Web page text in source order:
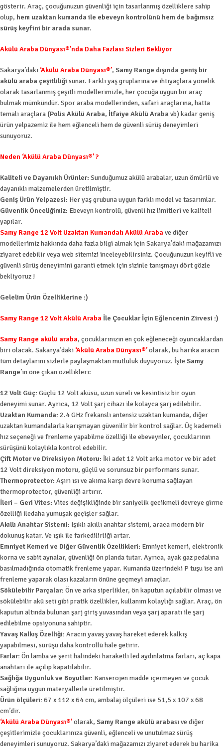
gösterir. Araç, çocuğunuzun güvenliği için tasarlanmış özelliklere sahip
olup, hem uzaktan kumanda ile ebeveyn kontrolünü hem de bağımsız
sürüş keyfini bir arada sunar.
Akülü Araba Dünyası®’nda Daha Fazlası Sizleri Bekliyor
Sakarya’daki ‘Akülü Araba Dünyası®’, Samy Range dışında geniş bir
akülü araba çeşitliliği sunar. Farklı yaş gruplarına ve ihtiyaçlara yönelik
olarak tasarlanmış çeşitli modellerimizle, her çocuğa uygun bir araç
bulmak mümkündür. Spor araba modellerinden, safari araçlarına, hatta
temalı araçlara (Polis Akülü Araba, İtfaiye Akülü Araba vb) kadar geniş
ürün yelpazemiz ile hem eğlenceli hem de güvenli sürüş deneyimleri
sunuyoruz.
Neden ‘Akülü Araba Dünyası®’ ?
Kaliteli ve Dayanıklı Ürünler: Sunduğumuz akülü arabalar, uzun ömürlü ve
dayanıklı malzemelerden üretilmiştir.
Geniş Ürün Yelpazesi: Her yaş grubuna uygun farklı model ve tasarımlar.
Güvenlik Önceliğimiz: Ebeveyn kontrolü, güvenli hız limitleri ve kaliteli
yapılar.
Samy Range 12 Volt Uzaktan Kumandalı Akülü Araba ve diğer
modellerimiz hakkında daha fazla bilgi almak için Sakarya’daki mağazamızı
ziyaret edebilir veya web sitemizi inceleyebilirsiniz. Çocuğunuzun keyifli ve
güvenli sürüş deneyimini garanti etmek için sizinle tanışmayı dört gözle
bekliyoruz !
Gelelim Ürün Özelliklerine :)
Samy Range 12 Volt Akülü Araba İle Çocuklar İçin Eğlencenin Zirvesi :)
Samy Range akülü araba, çocuklarınızın en çok eğleneceği oyuncaklardan
biri olacak. Sakarya’daki ‘Akülü Araba Dünyası®’olarak, bu harika aracın
tüm detaylarını sizlerle paylaşmaktan mutluluk duyuyoruz. İşte Samy
Range’in öne çıkan özellikleri:
12 Volt Güç: Güçlü 12 Volt aküsü, uzun süreli ve kesintisiz bir oyun
deneyimi sunar. Ayrıca, 12 Volt şarj cihazı ile kolayca şarj edilebilir.
Uzaktan Kumanda: 2.4 GHz frekanslı antensiz uzaktan kumanda, diğer
uzaktan kumandalarla karışmayan güvenilir bir kontrol sağlar. Üç kademeli
hız seçeneği ve frenleme yapabilme özelliği ile ebeveynler, çocuklarının
sürüşünü kolaylıkla kontrol edebilir.
Çift Motor ve Direksiyon Motoru: İki adet 12 Volt arka motor ve bir adet
12 Volt direksiyon motoru, güçlü ve sorunsuz bir performans sunar.
Thermoprotector: Aşırı ısı ve akıma karşı devre koruma sağlayan
thermoprotector, güvenliği artırır.
İleri – Geri Vites: Vites değişikliğinde bir saniyelik gecikmeli devreye girme
özelliği iledaha yumuşak geçişler sağlar.
Akıllı Anahtar Sistemi: Işıklı akıllı anahtar sistemi, araca modern bir
dokunuş katar. Ve ışık ile farkedilirliği artar.
Emniyet Kemeri ve Diğer Güvenlik Özellikleri: Emniyet kemeri, elektronik
korna ve sabit aynalar, güvenliği ön planda tutar. Ayrıca, ayak gaz pedalına
basılmadığında otomatik frenleme yapar. Kumanda üzerindeki P tuşu ise ani
frenleme yaparak olası kazaların önüne geçmeyi amaçlar.
Sökülebilir Parçalar: Ön ve arka siperlikler, ön kaputun açılabilir olması ve
sökülebilir akü seti gibi pratik özellikler, kullanım kolaylığı sağlar. Araç, ön
kaputun altında bulunan şarj giriş yuvasından veya şarj aparatı ile şarj
edilebilme opsiyonuna sahiptir.
Yavaş Kalkış Özelliği: Aracın yavaş yavaş hareket ederek kalkış
yapabilmesi, sürüşü daha kontrollü hale getirir.
Farlar: Ön lamba ve şerit halindeki haraketli led aydınlatma farları, aç kapa
anahtarı ile açılıp kapatılabilir.
Sağlığa Uygunluk ve Boyutlar: Kanserojen madde içermeyen ve çocuk
sağlığına uygun materyallerle üretilmiştir.
Ürün ölçüleri: 67 x 112 x 64 cm, ambalaj ölçüleri ise 51,5 x 107 x 68
cm’dir.
‘Akülü Araba Dünyası®’olarak, Samy Range akülü arabası ve diğer
çeşitlerimizle çocuklarınıza güvenli, eğlenceli ve unutulmaz sürüş
deneyimleri sunuyoruz. Sakarya’daki mağazamızı ziyaret ederek bu harika